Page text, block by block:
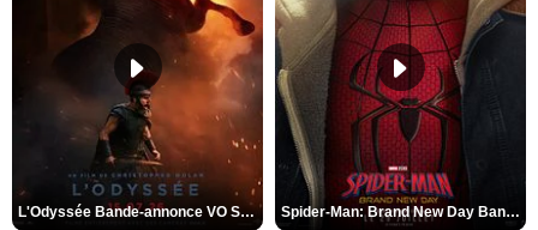
L'Odyssée Bande-annonce VO STFR Spider-Man: Brand New Day Bande-annonce VO STFR